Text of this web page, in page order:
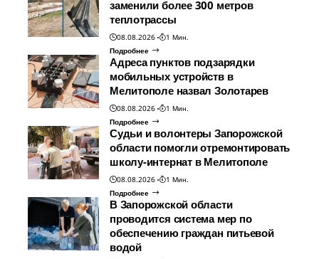
заменили более 300 метров
теплотрассы
08.08.2026
1 Мин.
Подробнее
Адреса пунктов подзарядки
мобильных устройств в
Мелитополе назвал Золотарев
08.08.2026
1 Мин.
Подробнее
Судьи и волонтеры Запорожской
области помогли отремонтировать
школу-интернат в Мелитополе
08.08.2026
1 Мин.
Подробнее
В Запорожской области
проводится система мер по
обеспечению граждан питьевой
водой